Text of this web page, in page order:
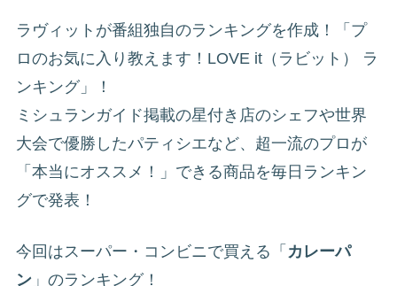
ラヴィットが番組独自のランキングを作成！「プ
ロのお気に入り教えます！LOVE it（ラビット） ラ
ンキング」！
ミシュランガイド掲載の星付き店のシェフや世界
大会で優勝したパティシエなど、超一流のプロが
「本当にオススメ！」できる商品を毎日ランキン
グで発表！
今回はスーパー・コンビニで買える「 カレーパ
ン 」のランキング！